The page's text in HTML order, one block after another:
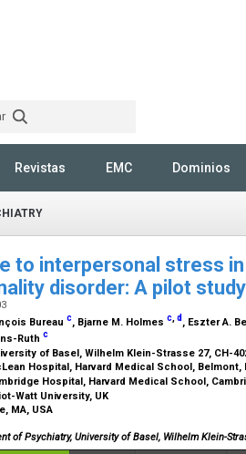
Revistas EMC Dominios
to interpersonal stress
disorder: A pilot
Bureau c, Bjarne M. Holmes c,d , Eszter A.
Ruth c
of Basel, Wilhelm Klein-Strasse 27, CH-
Hospital, Harvard Medical School, Belmont,
Hospital, Harvard Medical School,
Watt University, UK
MA, USA
of Psychiatry, University of Basel, Wilhelm Klein-